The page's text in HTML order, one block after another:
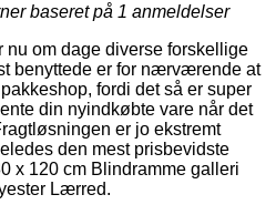
baseret på 1 anmeldelser
nu om dage diverse forskellige
benyttede er for nærværende at
fordi det så er super
din nyindkøbte vare når det
er jo ekstremt
den mest prisbevidste
x 120 cm Blindramme galleri
Lærred.